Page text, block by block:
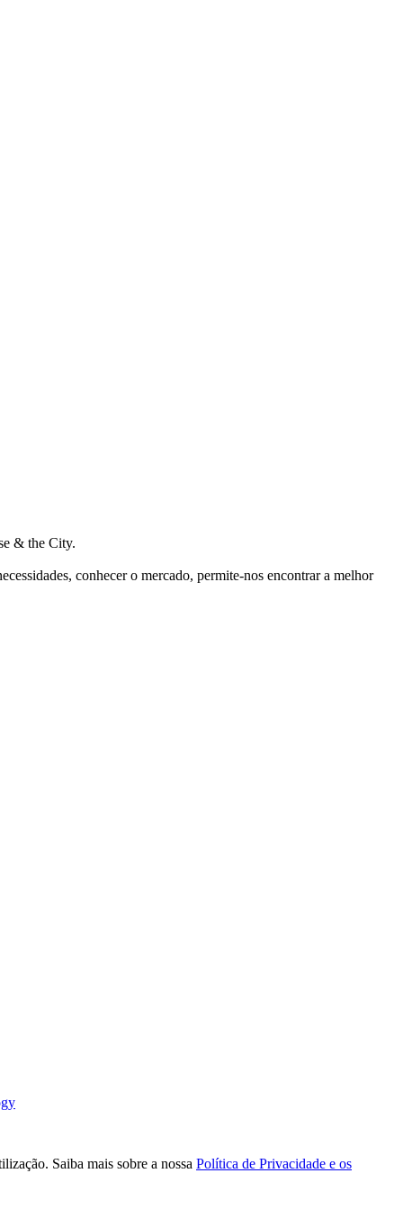
& the City.
conhecer o mercado, permite-nos encontrar a melhor
Saiba mais sobre a nossa Política de Privacidade e os